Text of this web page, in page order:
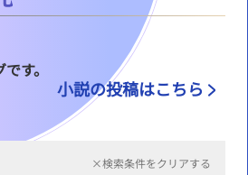
す。
小説の投稿はこちら
×検索条件をクリアする